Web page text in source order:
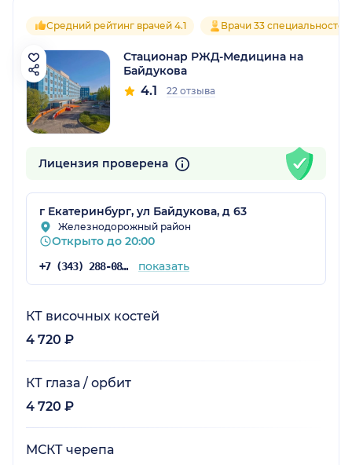
Средний рейтинг врачей 4.1 Врачи 33 специальностей
Стационар РЖД-Медицина на
Байдукова
4.1 22 отзыва
Лицензия проверена
г Екатеринбург, ул Байдукова, д 63
Железнодорожный район
Открыто до 20:00
+7 (343) 288-08-21 показать
КТ височных костей
4 720 ₽
КТ глаза / орбит
4 720 ₽
МСКТ черепа